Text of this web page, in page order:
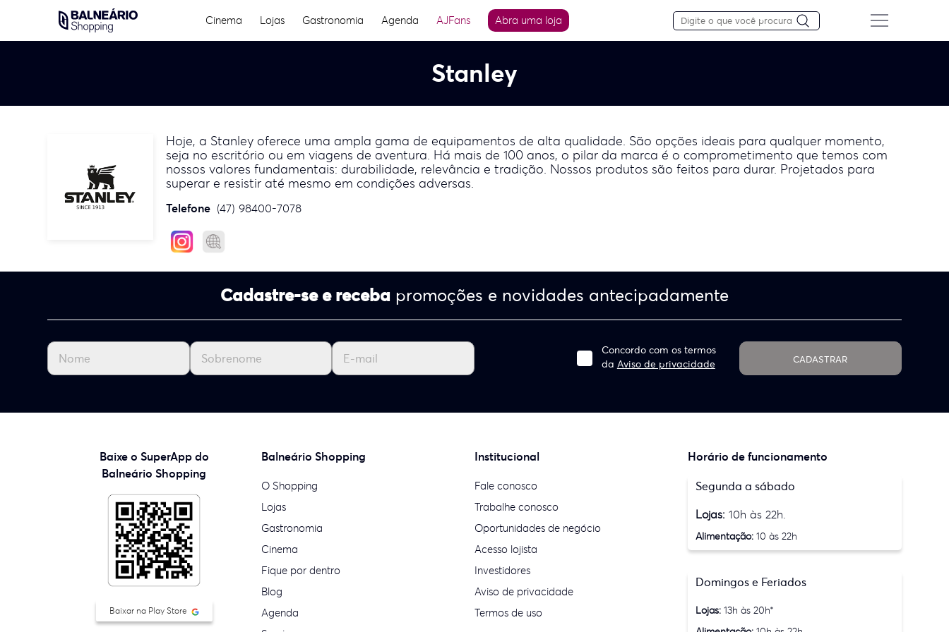
Cinema Lojas Gastronomia Agenda AJFans Abra uma loja
Stanley
Hoje, a Stanley oferece uma ampla gama de equipamentos de alta qualidade. São opções ideais para qualquer momento,
seja no escritório ou em viagens de aventura. Há mais de 100 anos, o pilar da marca é o comprometimento que temos com
nossos valores fundamentais: durabilidade, relevância e tradição. Nossos produtos são feitos para durar. Projetados para
superar e resistir até mesmo em condições adversas.
Telefone (47) 98400-7078
Cadastre-se e receba promoções e novidades antecipadamente
Concordo com os termos
da Aviso de privacidade CADASTRAR
Baixe o SuperApp do
Balneário Shopping
Baixar na Play Store
Balneário Shopping
O Shopping
Lojas
Gastronomia
Cinema
Fique por dentro
Blog
Agenda
Institucional
Fale conosco
Trabalhe conosco
Oportunidades de negócio
Acesso lojista
Investidores
Aviso de privacidade
Termos de uso
Horário de funcionamento
Segunda a sábado
Lojas:10h às 22h.
Alimentação: 10 às 22h
Domingos e Feriados
Lojas:13h às 20h*